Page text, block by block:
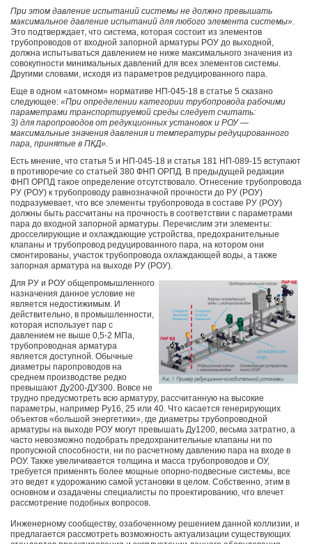
При этом давление испытаний системы не должно превышать
максимальное давление испытаний для любого элемента системы».
Это подтверждает, что система, которая состоит из элементов
трубопроводов от входной запорной арматуры РОУ до выходной,
должна испытываться давлением не ниже максимального значения из
совокупности минимальных давлений для всех элементов системы.
Другими словами, исходя из параметров редуцированного пара.
Еще в одном «атомном» нормативе НП-045-18 в статье 5 сказано
следующее: «При определении категории трубопровода рабочими
параметрами транспортируемой среды следует считать:
3) для паропроводов от редукционных установок и РОУ —
максимальные значения давления и температуры редуцированного
пара, принятые в ПКД».
Есть мнение, что статья 5 и НП-045-18 и статья 181 НП-089-15 вступают
в противоречие со статьей 380 ФНП ОРПД. В предыдущей редакции
ФНП ОРПД такое определение отсутствовало. Отнесение трубопровода
РУ (РОУ) к трубопроводу равнозначной прочности до РУ (РОУ)
подразумевает, что все элементы трубопровода в составе РУ (РОУ)
должны быть рассчитаны на прочность в соответствии с параметрами
пара до входной запорной арматуры. Перечислим эти элементы:
дросселирующие и охлаждающие устройства, предохранительные
клапаны и трубопровод редуцированного пара, на котором они
смонтированы, участок трубопровода охлаждающей воды, а также
запорная арматура на выходе РУ (РОУ).
Для РУ и РОУ общепромышленного
назначения данное условие не
является недостижимым. И
действительно, в промышленности,
которая использует пар с
давлением не выше 0,5-2 МПа,
трубопроводная арматура
является доступной. Обычные
диаметры паропроводов на
среднем производстве редко
превышают Ду200-ДУ300. Вовсе не
трудно предусмотреть всю арматуру, рассчитанную на высокие
параметры, например Ру16, 25 или 40. Что касается генерирующих
объектов «большой энергетики», где диаметры трубопроводной
арматуры на выходе РОУ могут превышать Ду1200, весьма затратно, а
часто невозможно подобрать предохранительные клапаны ни по
пропускной способности, ни по расчетному давлению пара на входе в
РОУ. Также увеличивается толщина и масса трубопроводов и ОУ,
требуется применять более мощные опорно-подвесные системы, все
это ведет к удорожанию самой установки в целом. Собственно, этим в
основном и озадачены специалисты по проектированию, что влечет
рассмотрение подобных вопросов.
Инженерному сообществу, озабоченному решением данной коллизии, и
предлагается рассмотреть возможность актуализации существующих